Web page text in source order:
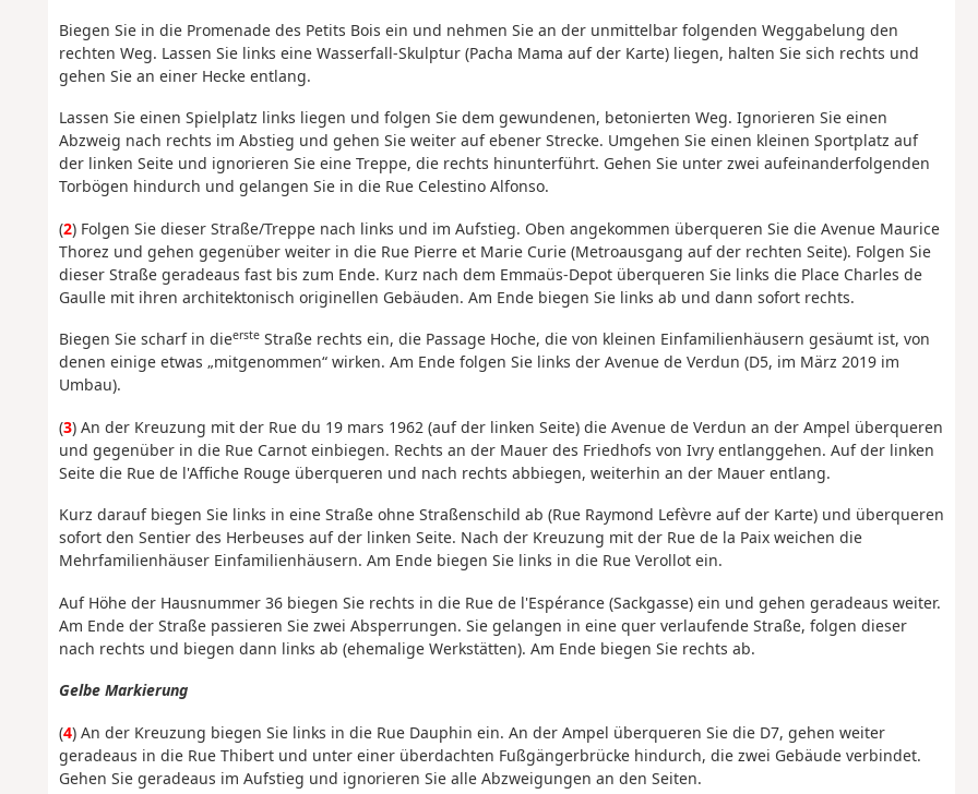
Biegen Sie in die Promenade des Petits Bois ein und nehmen Sie an der unmittelbar folgenden Weggabelung den
rechten Weg. Lassen Sie links eine Wasserfall-Skulptur (Pacha Mama auf der Karte) liegen, halten Sie sich rechts und
gehen Sie an einer Hecke entlang.
Lassen Sie einen Spielplatz links liegen und folgen Sie dem gewundenen, betonierten Weg. Ignorieren Sie einen
Abzweig nach rechts im Abstieg und gehen Sie weiter auf ebener Strecke. Umgehen Sie einen kleinen Sportplatz auf
der linken Seite und ignorieren Sie eine Treppe, die rechts hinunterführt. Gehen Sie unter zwei aufeinanderfolgenden
Torbögen hindurch und gelangen Sie in die Rue Celestino Alfonso.
(2) Folgen Sie dieser Straße/Treppe nach links und im Aufstieg. Oben angekommen überqueren Sie die Avenue Maurice
Thorez und gehen gegenüber weiter in die Rue Pierre et Marie Curie (Metroausgang auf der rechten Seite). Folgen Sie
dieser Straße geradeaus fast bis zum Ende. Kurz nach dem Emmaüs-Depot überqueren Sie links die Place Charles de
Gaulle mit ihren architektonisch originellen Gebäuden. Am Ende biegen Sie links ab und dann sofort rechts.
Biegen Sie scharf in dieersteStraße rechts ein, die Passage Hoche, die von kleinen Einfamilienhäusern gesäumt ist, von
denen einige etwas „mitgenommen“ wirken. Am Ende folgen Sie links der Avenue de Verdun (D5, im März 2019 im
Umbau).
(3) An der Kreuzung mit der Rue du 19 mars 1962 (auf der linken Seite) die Avenue de Verdun an der Ampel überqueren
und gegenüber in die Rue Carnot einbiegen. Rechts an der Mauer des Friedhofs von Ivry entlanggehen. Auf der linken
Seite die Rue de l'Affiche Rouge überqueren und nach rechts abbiegen, weiterhin an der Mauer entlang.
Kurz darauf biegen Sie links in eine Straße ohne Straßenschild ab (Rue Raymond Lefèvre auf der Karte) und überqueren
sofort den Sentier des Herbeuses auf der linken Seite. Nach der Kreuzung mit der Rue de la Paix weichen die
Mehrfamilienhäuser Einfamilienhäusern. Am Ende biegen Sie links in die Rue Verollot ein.
Auf Höhe der Hausnummer 36 biegen Sie rechts in die Rue de l'Espérance (Sackgasse) ein und gehen geradeaus weiter.
Am Ende der Straße passieren Sie zwei Absperrungen. Sie gelangen in eine quer verlaufende Straße, folgen dieser
nach rechts und biegen dann links ab (ehemalige Werkstätten). Am Ende biegen Sie rechts ab.
Gelbe Markierung
(4) An der Kreuzung biegen Sie links in die Rue Dauphin ein. An der Ampel überqueren Sie die D7, gehen weiter
geradeaus in die Rue Thibert und unter einer überdachten Fußgängerbrücke hindurch, die zwei Gebäude verbindet.
Gehen Sie geradeaus im Aufstieg und ignorieren Sie alle Abzweigungen an den Seiten.